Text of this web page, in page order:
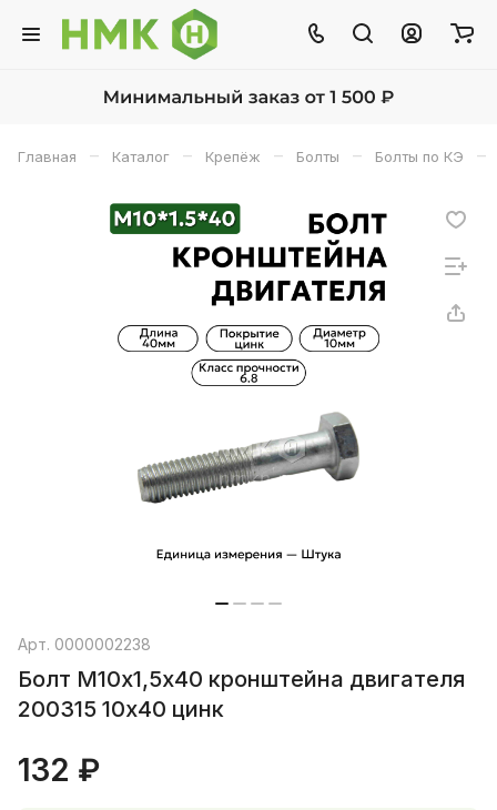
Главная – Каталог – Крепёж – Болты – Болты по КЭ –
Арт. 0000002238
Болт М10х1,5х40 кронштейна двигателя
200315 10х40 цинк
132 ₽